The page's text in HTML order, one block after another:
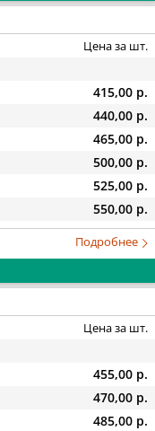
Цена за шт.
415,00 р.
440,00 р.
465,00 р.
500,00 р.
525,00 р.
550,00 р.
Подробнее
Цена за шт.
455,00 р.
470,00 р.
485,00 р.